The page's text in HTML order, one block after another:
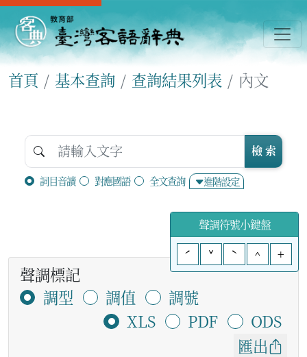
首頁 基本查詢 查詢結果列表 內文
詞目音讀 對應國語 全文查詢 進階設定
檢 索
聲調符號小鍵盤
ˊ
ˇ ˋ ^ +
聲調標記
調型
調值
調號
XLS
PDF
ODS
匯出